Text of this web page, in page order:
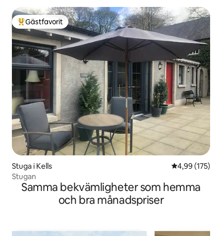
Populär gästfavorit
Gästfavorit
Stuga i Kells 4,99 av 5 i
4,99 (175)
Stugan
Samma bekvämligheter som hemma
och bra månadspriser